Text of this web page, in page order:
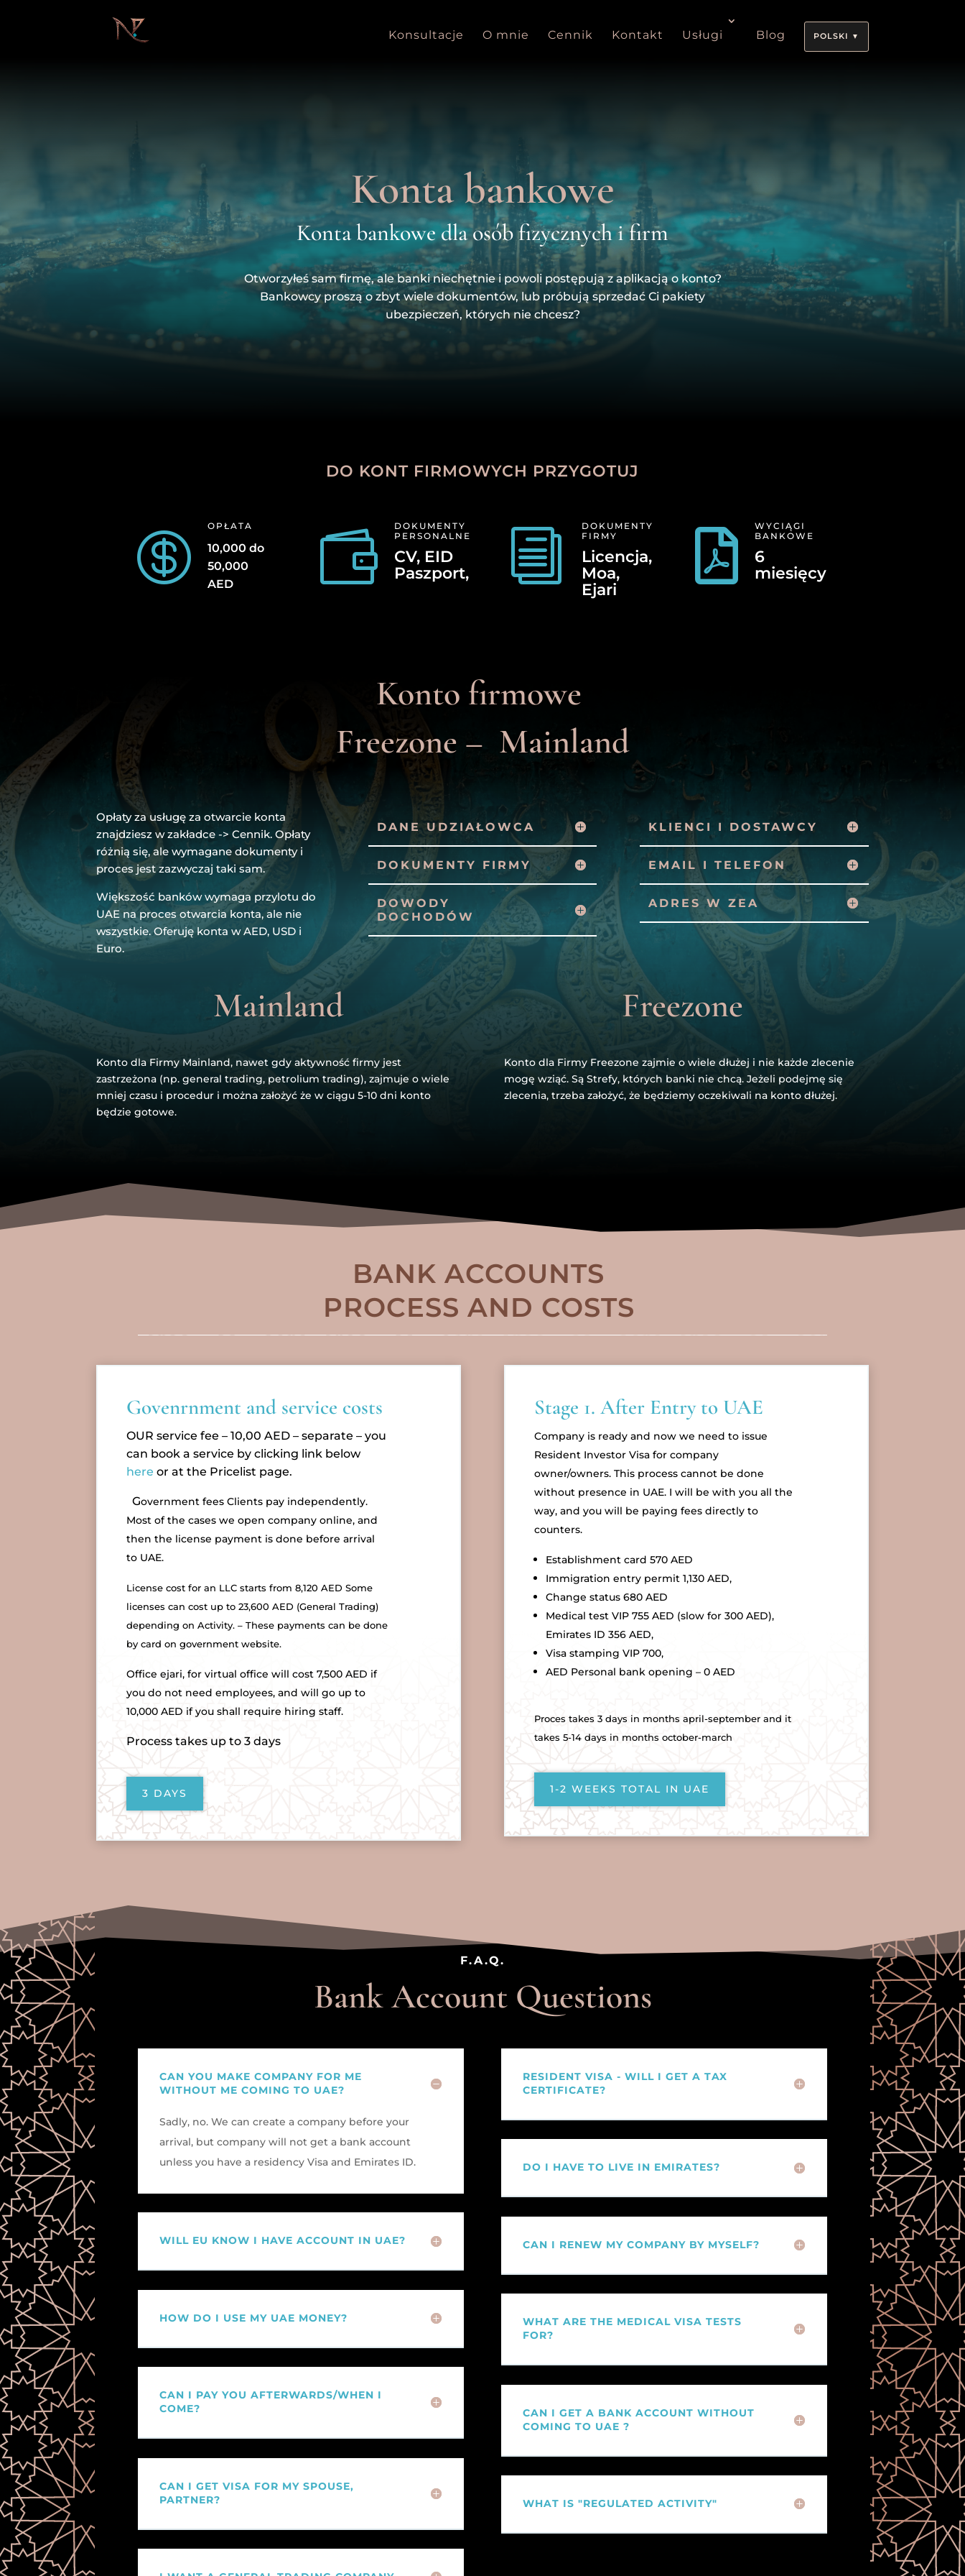
Konsultacje O mnie Cennik Kontakt Usługi Blog POLSKI
Konta bankowe
Konta bankowe dla osób fizycznych i firm
Otworzyłeś sam firmę, ale banki niechętnie i powoli postępują z aplikacją o konto?
Bankowcy proszą o zbyt wiele dokumentów, lub próbują sprzedać Ci pakiety
ubezpieczeń, których nie chcesz?
DO KONT FIRMOWYCH PRZYGOTUJ

OPŁATA
10,000 do
50,000
AED

DOKUMENTY
PERSONALNE
CV, EID
Paszport,
i
DOKUMENTY
FIRMY
Licencja,
Moa,
Ejari

WYCIĄGI
BANKOWE
6
miesięcy
Konto firmowe
Freezone – Mainland
Opłaty za usługę za otwarcie konta
znajdziesz w zakładce -> Cennik. Opłaty
różnią się, ale wymagane dokumenty i
proces jest zazwyczaj taki sam.
Większość banków wymaga przylotu do
UAE na proces otwarcia konta, ale nie
wszystkie. Oferuję konta w AED, USD i
Euro.
DANE UDZIAŁOWCA
DOKUMENTY FIRMY
DOWODY
DOCHODÓW
KLIENCI I DOSTAWCY
EMAIL I TELEFON
ADRES W ZEA
Mainland
Konto dla Firmy Mainland, nawet gdy aktywność firmy jest
zastrzeżona (np. general trading, petrolium trading), zajmuje o wiele
mniej czasu i procedur i można założyć że w ciągu 5-10 dni konto
będzie gotowe.
Freezone
Konto dla Firmy Freezone zajmie o wiele dłużej i nie każde zlecenie
mogę wziąć. Są Strefy, których banki nie chcą. Jeżeli podejmę się
zlecenia, trzeba założyć, że będziemy oczekiwali na konto dłużej.
BANK ACCOUNTS
PROCESS AND COSTS
Govenrnment and service costs
OUR service fee – 10,00 AED – separate – you
can book a service by clicking link below
here or at the Pricelist page.
Government fees Clients pay independently.
Most of the cases we open company online, and
then the license payment is done before arrival
to UAE.
License cost for an LLC starts from 8,120 AED Some
licenses can cost up to 23,600 AED (General Trading)
depending on Activity. – These payments can be done
by card on government website.
Office ejari, for virtual office will cost 7,500 AED if
you do not need employees, and will go up to
10,000 AED if you shall require hiring staff.
Process takes up to 3 days
3 DAYS
Stage 1. After Entry to UAE
Company is ready and now we need to issue
Resident Investor Visa for company
owner/owners. This process cannot be done
without presence in UAE. I will be with you all the
way, and you will be paying fees directly to
counters.
Establishment card 570 AED
Immigration entry permit 1,130 AED,
Change status 680 AED
Medical test VIP 755 AED (slow for 300 AED),
Emirates ID 356 AED,
Visa stamping VIP 700,
AED Personal bank opening – 0 AED
Proces takes 3 days in months april-september and it
takes 5-14 days in months october-march
1-2 WEEKS TOTAL IN UAE
F.A.Q.
Bank Account Questions
CAN YOU MAKE COMPANY FOR ME
WITHOUT ME COMING TO UAE?
Sadly, no. We can create a company before your
arrival, but company will not get a bank account
unless you have a residency Visa and Emirates ID.
WILL EU KNOW I HAVE ACCOUNT IN UAE?
HOW DO I USE MY UAE MONEY?
CAN I PAY YOU AFTERWARDS/WHEN I
COME?
CAN I GET VISA FOR MY SPOUSE,
PARTNER?
RESIDENT VISA - WILL I GET A TAX
CERTIFICATE?
DO I HAVE TO LIVE IN EMIRATES?
CAN I RENEW MY COMPANY BY MYSELF?
WHAT ARE THE MEDICAL VISA TESTS
FOR?
CAN I GET A BANK ACCOUNT WITHOUT
COMING TO UAE ?
WHAT IS "REGULATED ACTIVITY"